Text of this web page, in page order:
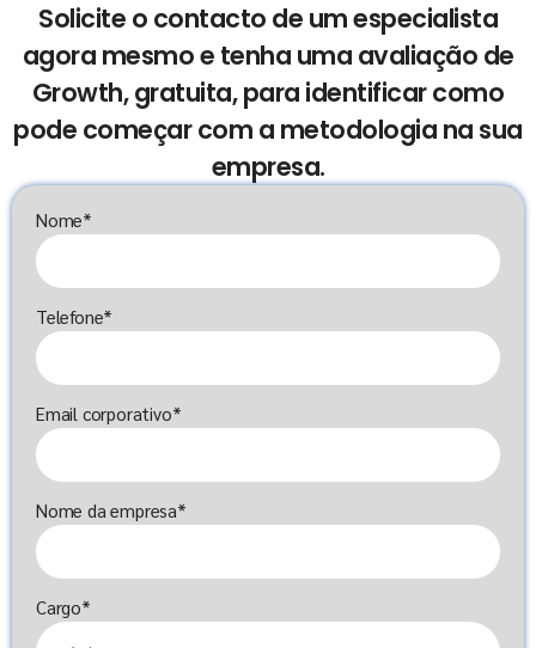
Solicite o contacto de um especialista
agora mesmo e tenha uma avaliação de
Growth, gratuita, para identificar como
pode começar com a metodologia na sua
empresa.
Nome*
Telefone*
Email corporativo*
Nome da empresa*
Cargo*